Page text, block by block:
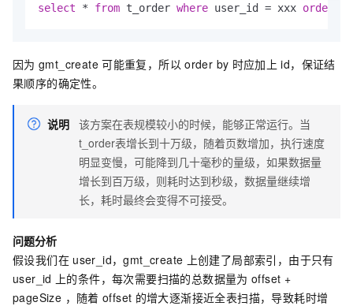
select * from t_order where user_id = xxx order
因为 gmt_create 可能重复，所以 order by 时应加上 id，保证结
果顺序的确定性。
说明 该方案在表规模较小的时候，能够正常运行。当
t_order表增长到十万级，随着页数增加，执行速度
明显变慢，可能降到几十毫秒的量级，如果数据量
增长到百万级，则耗时达到秒级，数据量继续增
长，耗时最终会变得不可接受。
问题分析
假设我们在 user_id，gmt_create 上创建了局部索引，由于只有
user_id 上的条件，每次需要扫描的总数据量为 offset +
pageSize ，随着 offset 的增大逐渐接近全表扫描，导致耗时增